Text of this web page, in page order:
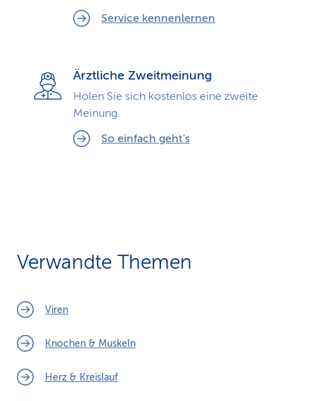
Service kennenlernen
Ärztliche Zweitmeinung
Holen Sie sich kostenlos eine zweite
Meinung.
So einfach geht's
Verwandte Themen
Viren
Knochen & Muskeln
Herz & Kreislauf